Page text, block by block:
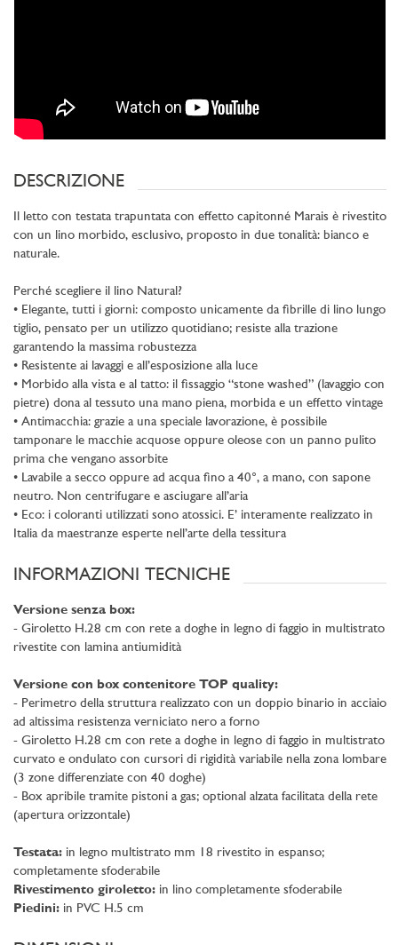
DESCRIZIONE
Il letto con testata trapuntata con effetto capitonné Marais è rivestito
con un lino morbido, esclusivo, proposto in due tonalità: bianco e
naturale.
Perché scegliere il lino Natural?
• Elegante, tutti i giorni: composto unicamente da fibrille di lino lungo
tiglio, pensato per un utilizzo quotidiano; resiste alla trazione
garantendo la massima robustezza
• Resistente ai lavaggi e all’esposizione alla luce
• Morbido alla vista e al tatto: il fissaggio “stone washed” (lavaggio con
pietre) dona al tessuto una mano piena, morbida e un effetto vintage
• Antimacchia: grazie a una speciale lavorazione, è possibile
tamponare le macchie acquose oppure oleose con un panno pulito
prima che vengano assorbite
• Lavabile a secco oppure ad acqua fino a 40°, a mano, con sapone
neutro. Non centrifugare e asciugare all’aria
• Eco: i coloranti utilizzati sono atossici. E’ interamente realizzato in
Italia da maestranze esperte nell’arte della tessitura
INFORMAZIONI TECNICHE
Versione senza box:
- Giroletto H.28 cm con rete a doghe in legno di faggio in multistrato
rivestite con lamina antiumidità
Versione con box contenitore TOP quality:
- Perimetro della struttura realizzato con un doppio binario in acciaio
ad altissima resistenza verniciato nero a forno
- Giroletto H.28 cm con rete a doghe in legno di faggio in multistrato
curvato e ondulato con cursori di rigidità variabile nella zona lombare
(3 zone differenziate con 40 doghe)
- Box apribile tramite pistoni a gas; optional alzata facilitata della rete
(apertura orizzontale)
Testata: in legno multistrato mm 18 rivestito in espanso;
completamente sfoderabile
Rivestimento giroletto: in lino completamente sfoderabile
Piedini: in PVC H.5 cm